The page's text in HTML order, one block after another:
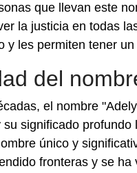
que llevan este
la justicia en todas
y les permiten tener
del
el nombre
su significado
único y
fronteras y se